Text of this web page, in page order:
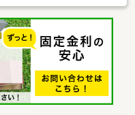
が統一された内観、LDK
える間取り◆食器洗浄乾
ード◆2階に南面バルコ
ためお掃除が楽です◆納
ット・下駄箱・その他収
たり良好◆EV充電設備完